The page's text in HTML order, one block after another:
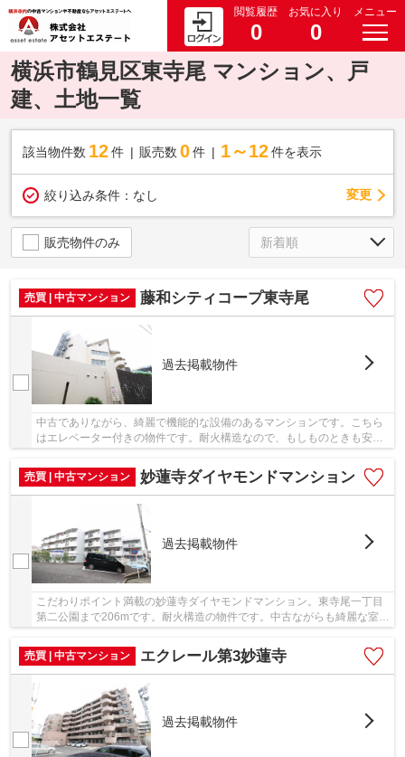
閲覧履歴
0
お気に入り
0
メニュー
横浜市鶴見区東寺尾 マンション、戸
建、土地一覧
該当物件数 12件 販売数 0 件 1～12 件を表示
絞り込み条件： なし 変更
販売物件のみ
売買 | 中古マンション 藤和シティコープ東寺尾
過去掲載物件
中古でありながら、綺麗で機能的な設備のあるマンションです。こちら
はエレベーター付きの物件です。耐火構造なので、もしものときも安心
売買 | 中古マンション
妙蓮寺ダイヤモンドマンション
過去掲載物件
こだわりポイント満載の妙蓮寺ダイヤモンドマンション。東寺尾一丁目
第二公園まで206mです。耐火構造の物件です。中古ながらも綺麗な室内
売買 | 中古マンション
エクレール第3妙蓮寺
過去掲載物件